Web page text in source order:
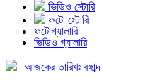
ভিডিও স্টোরি
ফটো স্টোরি
ফটোগ্যালারি
ভিডিও গ্যালারি
| আজকের তারিখঃ বঙ্গাব্দ